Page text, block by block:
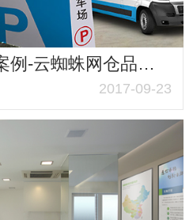
物流运输行业VIS案例-云蜘蛛网仓品牌策划与VI设计
2017-09-23